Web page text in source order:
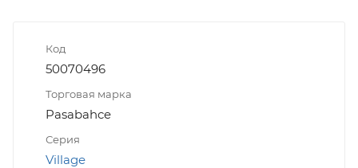
Код
50070496
Торговая марка
Pasabahce
Серия
Village